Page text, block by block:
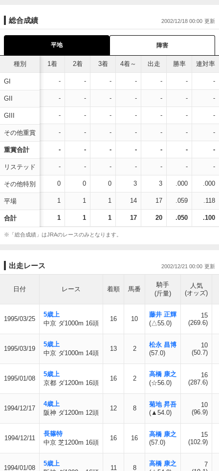
総合成績 2002/12/18 00:00
平地 障害
種別
GI
GII
GIII
その他重賞
重賞合計
リステッド
その他特別
平場
合計
1着 2着 3着 4着～ 出走 勝率 連対率
- - - - - - -
- - - - - - -
- - - - - - -
- - - - - - -
- - - - - - -
- - - - - - -
0 0 0 3 3 .000 .000
1 1 1 14 17 .059 .118
1 1 1 17 20 .050 .100
※「総合成績」はJRAのレースのみとなります。
出走レース 2002/12/21 00:00
日付 レース 着順 馬番
騎手
(斤量)
人気
(オッズ)
1995/03/25
5歳上
中京 ダ1000m 16頭
16 10
藤井 正輝
(△55.0)
15
(269.6)
1995/03/19
5歳上
中京 ダ1000m 14頭
13 2
松永 昌博
(57.0)
10
(50.7)
1995/01/08
5歳上
京都 ダ1200m 16頭
16 2
高橋 康之
(☆56.0)
16
(287.6)
1994/12/17
4歳上
阪神 ダ1200m 12頭
12 8
菊地 昇吾
(▲54.0)
10
(96.9)
1994/12/11
長篠特
中京 芝1200m 16頭
16 16
高橋 康之
(57.0)
15
(102.9)
1994/01/08
5歳上
11 8
高橋 康之
7